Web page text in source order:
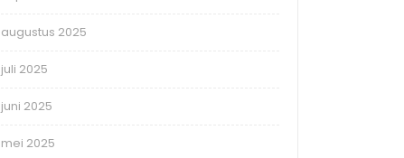
augustus 2025
juli 2025
juni 2025
mei 2025